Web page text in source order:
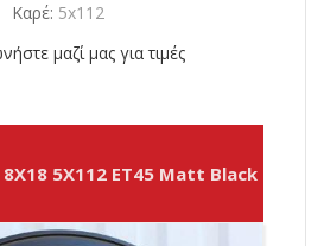
Καρέ: 5x112
μαζί μας για τιμές
8X18 5X112 ET45 Matt Black